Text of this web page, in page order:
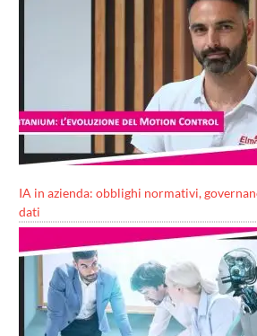
IA in azienda: obblighi normativi,
dati